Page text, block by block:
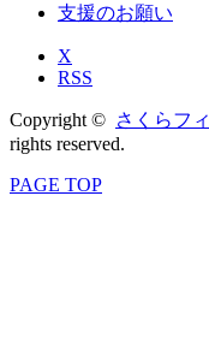
支援のお願い
X
RSS
Copyright © さくらフ
rights reserved.
PAGE TOP